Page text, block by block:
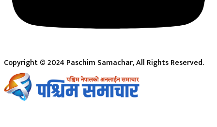
Copyright © 2024 Paschim Samachar, All Rights Reserved.